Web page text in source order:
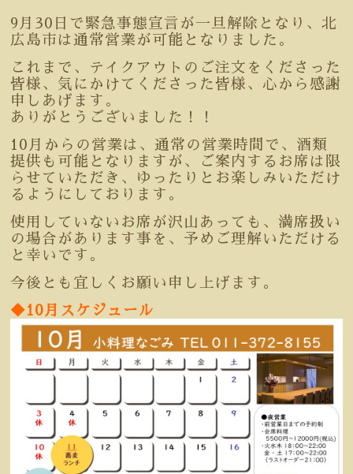
9月30日で緊急事態宣言が一旦解除となり、北
広島市は通常営業が可能となりました。
これまで、テイクアウトのご注文をくださった
皆様、気にかけてくださった皆様、心から感謝
申しあげます。
ありがとうございました！！
10月からの営業は、通常の営業時間で、酒類
提供も可能となりますが、ご案内するお席は限
らせていただき、ゆったりとお楽しみいただけ
るようにしております。
使用していないお席が沢山あっても、満席扱い
の場合があります事を、予めご理解いただける
と幸いです。
今後とも宜しくお願い申し上げます。
◆10月スケジュール